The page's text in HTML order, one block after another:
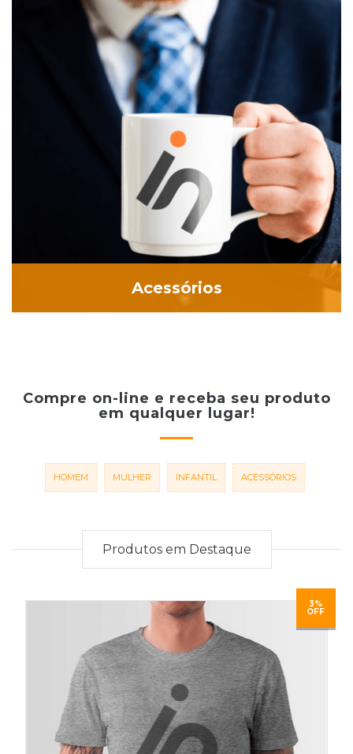
Acessórios
Compre on-line e receba seu produto
em qualquer lugar!
HOMEM MULHER INFANTIL ACESSÓRIOS
Produtos em Destaque
3%
OFF